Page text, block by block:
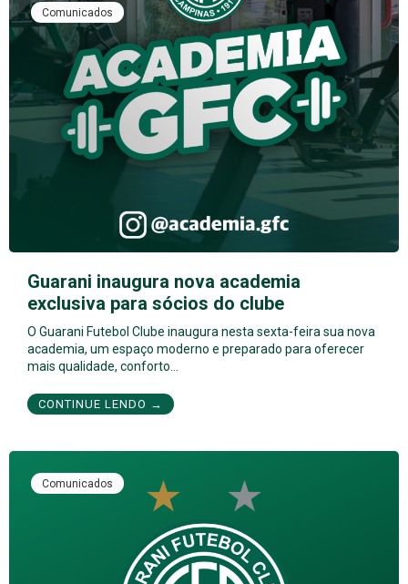
Comunicados
Guarani inaugura nova academia
exclusiva para sócios do clube
O Guarani Futebol Clube inaugura nesta sexta-feira sua nova
academia, um espaço moderno e preparado para oferecer
mais qualidade, conforto…
CONTINUE LENDO →
Comunicados